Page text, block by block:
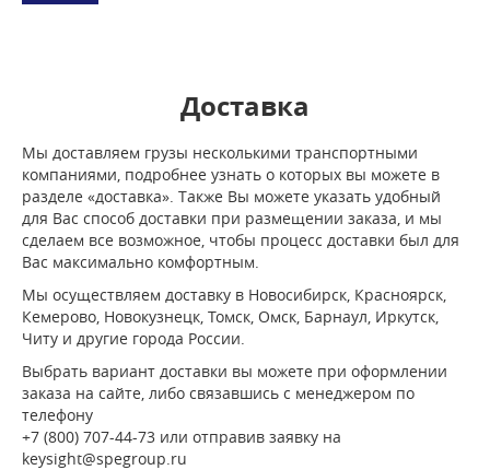
Доставка
Мы доставляем грузы несколькими транспортными
компаниями, подробнее узнать о которых вы можете в
разделе «доставка». Также Вы можете указать удобный
для Вас способ доставки при размещении заказа, и мы
сделаем все возможное, чтобы процесс доставки был для
Вас максимально комфортным.
Мы осуществляем доставку в Новосибирск, Красноярск,
Кемерово, Новокузнецк, Томск, Омск, Барнаул, Иркутск,
Читу и другие города России.
Выбрать вариант доставки вы можете при оформлении
заказа на сайте, либо связавшись с менеджером по
телефону
+7 (800) 707-44-73 или отправив заявку на
keysight@spegroup.ru